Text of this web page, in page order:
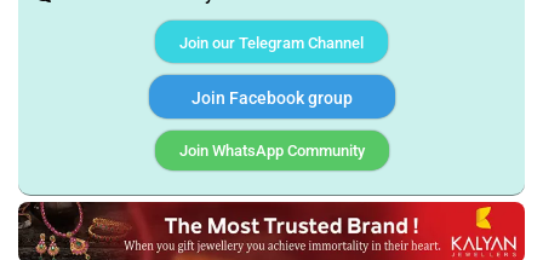
Join our Telegram Channel
Join Facebook group
Join WhatsApp Community